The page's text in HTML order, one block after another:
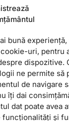
bună
uri, pentru
dispozitive.
ne permite să
de navigare
îți dai
dat poate avea
funcționalități și